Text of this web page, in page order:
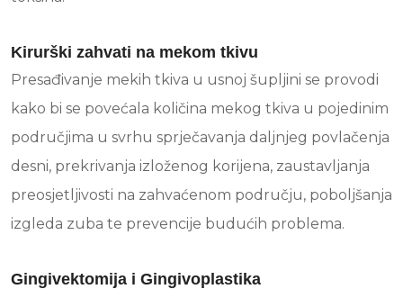
Kirurški zahvati na mekom tkivu
Presađivanje mekih tkiva u usnoj šupljini se provodi
kako bi se povećala količina mekog tkiva u pojedinim
područjima u svrhu sprječavanja daljnjeg povlačenja
desni, prekrivanja izloženog korijena, zaustavljanja
preosjetljivosti na zahvaćenom području, poboljšanja
izgleda zuba te prevencije budućih problema.
Gingivektomija i Gingivoplastika